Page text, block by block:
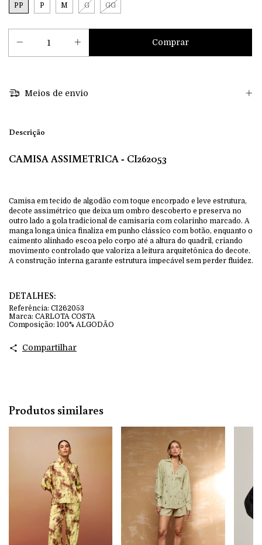
PP P M G GG
Meios de envio
Descrição
CAMISA ASSIMETRICA - CI262053
Camisa em tecido de algodão com toque encorpado e leve estrutura,
decote assimétrico que deixa um ombro descoberto e preserva no
outro lado a gola tradicional de camisaria com colarinho marcado. A
manga longa única finaliza em punho clássico com botão, enquanto o
caimento alinhado escoa pelo corpo até a altura do quadril, criando
movimento controlado que valoriza a leitura arquitetônica do decote.
A construção interna garante estrutura impecável sem perder fluidez.
DETALHES:
Referência: CI262053
Marca: CARLOTA COSTA
Composição: 100% ALGODÃO
Compartilhar
Produtos similares